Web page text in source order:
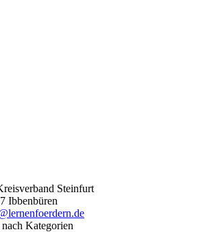
Steinfurt
Ibbenbüren
Kategorien